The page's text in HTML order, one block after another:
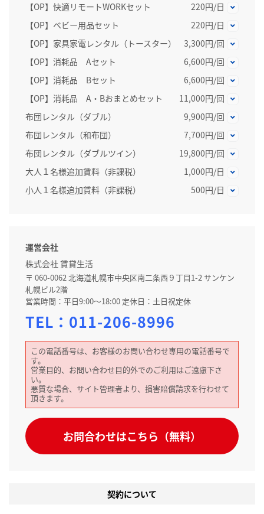
【OP】快適リモートWORKセット
220円/日
【OP】ベビー用品セット
220円/日
【OP】家具家電レンタル（トースター）
3,300円/回
【OP】消耗品 Aセット
6,600円/回
【OP】消耗品 Bセット
6,600円/回
【OP】消耗品 A・Bおまとめセット
11,000円/回
布団レンタル（ダブル）
9,900円/回
布団レンタル（和布団）
7,700円/回
布団レンタル（ダブルツイン）
19,800円/回
大人１名様追加賃料（非課税）
1,000円/日
小人１名様追加賃料（非課税）
500円/日
運営会社
株式会社 賃貸生活
〒 060-0062 北海道札幌市中央区南二条西９丁目1-2 サンケン
札幌ビル2階
営業時間：平日9:00～18:00 定休日：土日祝定休
TEL： 011-206-8996
この電話番号は、お客様のお問い合わせ専用の電話番号で
す。
営業目的、お問い合わせ目的外でのご利用はご遠慮下さ
い。
悪質な場合、サイト管理者より、損害賠償請求を行わせて
頂きます。
お問合わせはこちら（無料）
契約について